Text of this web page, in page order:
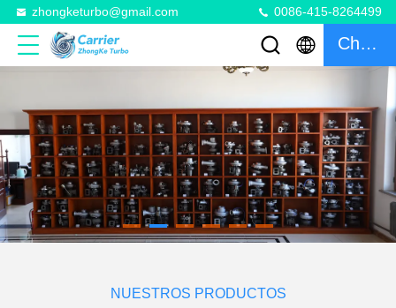
zhongketurbo@gmail.com 0086-415-8264499
Charlar
NUESTROS PRODUCTOS